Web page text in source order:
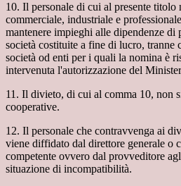
10. Il personale di cui al presente titolo
commerciale, industriale e
mantenere impieghi alle dipendenze di
società costituite a fine di lucro, tranne
società od enti per i quali la nomina è
intervenuta l'autorizzazione del
11. Il divieto, di cui al comma 10, non
cooperative.
12. Il personale che contravvenga ai
viene diffidato dal direttore generale o
competente ovvero dal provveditore
situazione di incompatibilità.